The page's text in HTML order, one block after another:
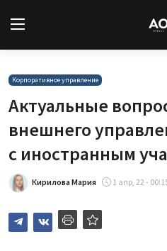
Вход
Новости
Статьи
Авторы
Архив
Корпоративное управление
Актуальные
внешнего
с иностранным
Кирилова Мария 1 апр, 22 -